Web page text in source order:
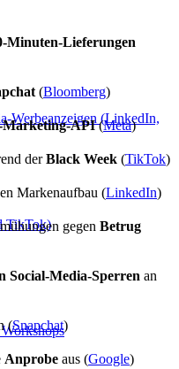
Werbeanzeigen (LinkedIn,
TikTok)
Minuten-Lieferungen
(Bloomberg)
Marketing-API(Meta)
derBlack Week (TikTok)
Markenaufbau (LinkedIn)
gegen Betrug
Social-Media-Sperren an
(Snapchat)
Anprobe aus (Google)